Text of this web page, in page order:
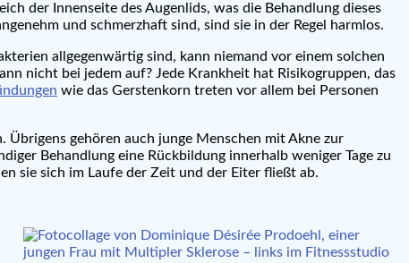
der Innenseite des Augenlids, was die Behandlung dieses
und schmerzhaft sind, sind sie in der Regel harmlos.
allgegenwärtig sind, kann niemand vor einem solchen
nicht bei jedem auf? Jede Krankheit hat Risikogruppen, das
wie das Gerstenkorn treten vor allem bei Personen
Übrigens gehören auch junge Menschen mit Akne zur
Behandlung eine Rückbildung innerhalb weniger Tage zu
sie sich im Laufe der Zeit und der Eiter fließt ab.